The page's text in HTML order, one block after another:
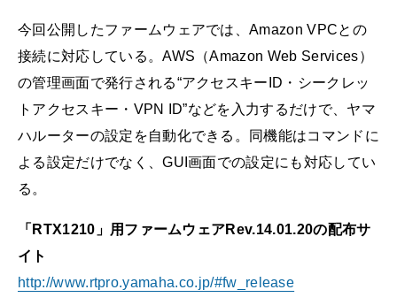
今回公開したファームウェアでは、Amazon VPCとの
接続に対応している。AWS（Amazon Web Services）
の管理画面で発行される“アクセスキーID・シークレッ
トアクセスキー・VPN ID”などを入力するだけで、ヤマ
ハルーターの設定を自動化できる。同機能はコマンドに
よる設定だけでなく、GUI画面での設定にも対応してい
る。
「RTX1210」用ファームウェアRev.14.01.20の配布サ
イト
http://www.rtpro.yamaha.co.jp/#fw_release